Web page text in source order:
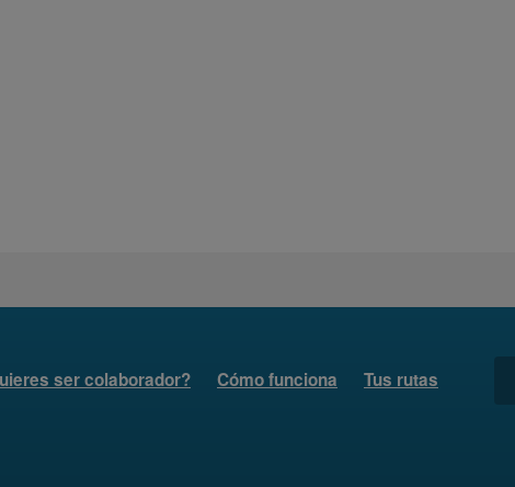
ser colaborador? Cómo funciona Tus rutas